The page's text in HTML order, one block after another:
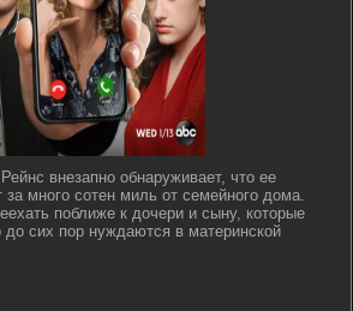
внезапно обнаруживает, что ее
много сотен миль от семейного дома.
поближе к дочери и сыну, которые
до сих пор нуждаются в материнской